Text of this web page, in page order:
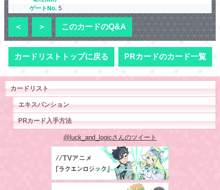
ゲートNo. 5
＜ ＞ このカードのQ&A
カードリストトップに戻る PRカードのカード一覧
カードリスト
エキスパンション
PRカード入手方法
@luck_and_logicさんのツイート